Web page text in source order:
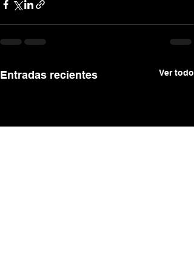
Entradas recientes Ver todo